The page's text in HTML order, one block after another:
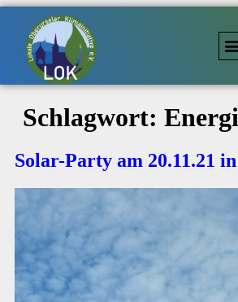
Schlagwort:
Solar-Party am 20.11.21